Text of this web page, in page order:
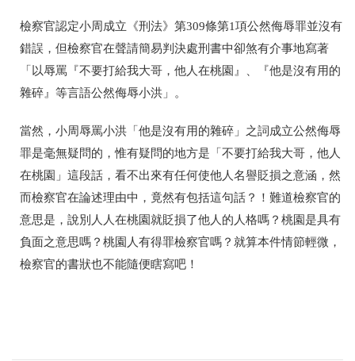
檢察官認定小周成立《刑法》第309條第1項公然侮辱罪並沒有
錯誤，但檢察官在聲請簡易判決處刑書中卻煞有介事地寫著
「以辱罵『不要打給我大哥，他人在桃園』、『他是沒有用的
雜碎』等言語公然侮辱小洪」。
當然，小周辱罵小洪「他是沒有用的雜碎」之詞成立公然侮辱
罪是毫無疑問的，惟有疑問的地方是「不要打給我大哥，他人
在桃園」這段話，看不出來有任何使他人名譽貶損之意涵，然
而檢察官在論述理由中，竟然有包括這句話？！難道檢察官的
意思是，說別人人在桃園就貶損了他人的人格嗎？桃園是具有
負面之意思嗎？桃園人有得罪檢察官嗎？就算本件情節輕微，
檢察官的書狀也不能隨便瞎寫吧！